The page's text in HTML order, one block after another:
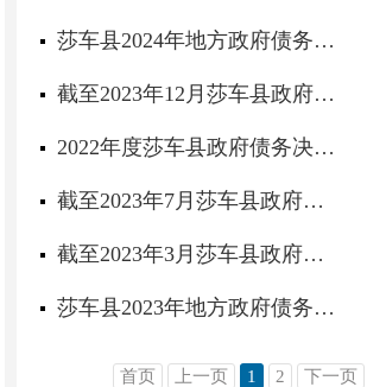
莎车县2024年地方政府债务预算公开
截至2023年12月莎车县政府债务预算调整情况说明
2022年度莎车县政府债务决算情况
截至2023年7月莎车县政府债务预算调整情况
截至2023年3月莎车县政府债务预算调整情况说明
莎车县2023年地方政府债务预算公开
首页 上一页 1 2 下一页